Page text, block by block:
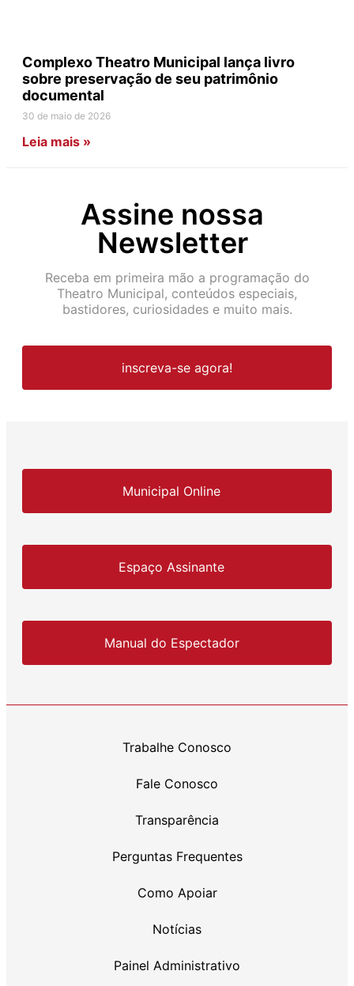
Complexo Theatro Municipal lança livro
sobre preservação de seu patrimônio
documental
30 de maio de 2026
Leia mais »
Assine nossa
Newsletter
Receba em primeira mão a programação do
Theatro Municipal, conteúdos especiais,
bastidores, curiosidades e muito mais.
inscreva-se agora!
Municipal Online
Espaço Assinante
Manual do Espectador
Trabalhe Conosco
Fale Conosco
Transparência
Perguntas Frequentes
Como Apoiar
Notícias
Painel Administrativo